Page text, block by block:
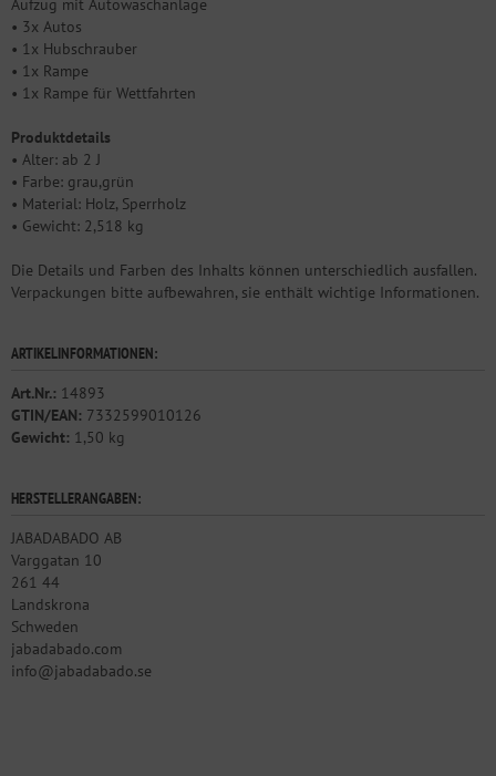
• 3x Autos
• 1x Hubschrauber
• 1x Rampe
• 1x Rampe für Wettfahrten
Produktdetails
• Alter: ab 2 J
• Farbe: grau,grün
• Material: Holz, Sperrholz
• Gewicht: 2,518 kg
Die Details und Farben des Inhalts können unterschiedlich ausfallen.
Verpackungen bitte aufbewahren, sie enthält wichtige Informationen.
ARTIKELINFORMATIONEN:
Art.Nr.: 14893
GTIN/EAN: 7332599010126
Gewicht: 1,50 kg
HERSTELLERANGABEN:
JABADABADO AB
Varggatan 10
261 44
Landskrona
Schweden
jabadabado.com
info@jabadabado.se